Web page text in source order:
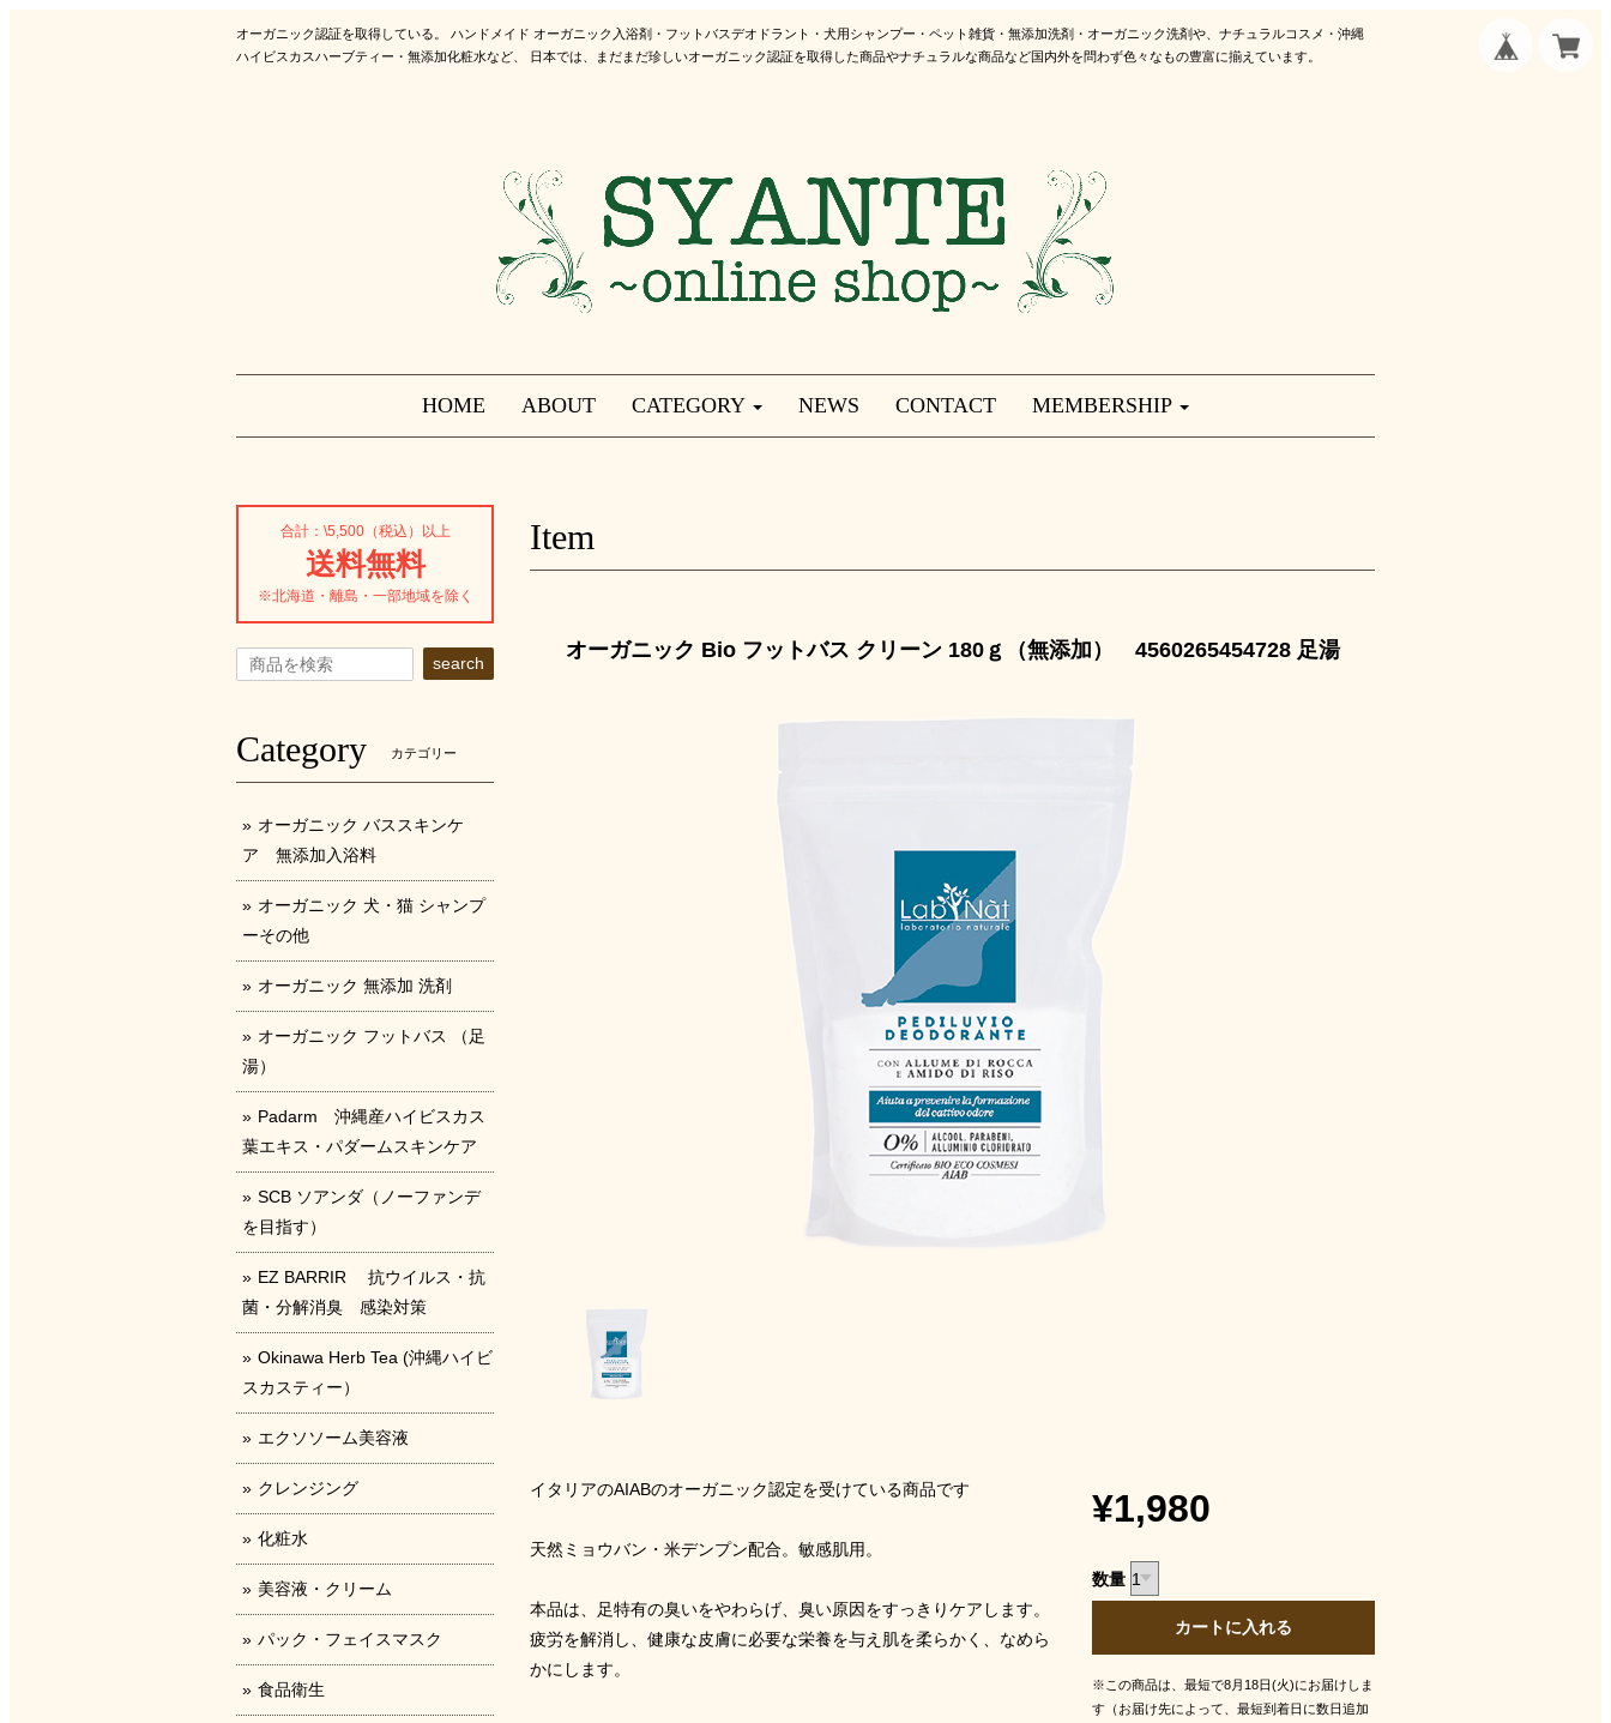
オーガニック認証を取得している。 ハンドメイド オーガニック入浴剤・フットバスデオドラント・犬用シャンプー・ペット雑貨・無添加洗剤・オーガニック洗剤や、ナチュラルコスメ・沖縄
ハイビスカスハーブティー・無添加化粧水など、 日本では、まだまだ珍しいオーガニック認証を取得した商品やナチュラルな商品など国内外を問わず色々なもの豊富に揃えています。
HOME ABOUT CATEGORY NEWS CONTACT MEMBERSHIP
Item
オーガニック Bio フットバス クリーン 180ｇ（無添加） 4560265454728 足湯
イタリアのAIABのオーガニック認定を受けている商品です
天然ミョウバン・米デンプン配合。敏感肌用。
本品は、足特有の臭いをやわらげ、臭い原因をすっきりケアします。
疲労を解消し、健康な皮膚に必要な栄養を与え肌を柔らかく、なめら
かにします。
¥1,980
数量
カートに入れる
※この商品は、最短で8月18日(火)にお届けしま
す（お届け先によって、最短到着日に数日追加
合計：\5,500（税込）以上
送料無料
※北海道・離島・一部地域を除く
search
Category カテゴリー
オーガニック バススキンケ
ア 無添加入浴料
オーガニック 犬・猫 シャンプ
ーその他
オーガニック 無添加 洗剤
オーガニック フットバス （足
湯）
Padarm 沖縄産ハイビスカス
葉エキス・パダームスキンケア
SCB ソアンダ（ノーファンデ
を目指す）
EZ BARRIR 抗ウイルス・抗
菌・分解消臭 感染対策
Okinawa Herb Tea (沖縄ハイビ
スカスティー）
エクソソーム美容液
クレンジング
化粧水
美容液・クリーム
パック・フェイスマスク
食品衛生